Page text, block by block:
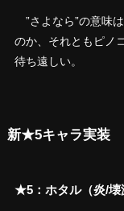
”さよなら”の意味
のか、それともピノ
待ち遠しい。
新★5キャラ実装
★5：ホタル（炎/壊